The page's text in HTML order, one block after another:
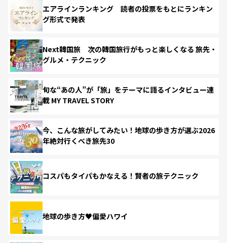
エアラインランキング 読者の投票をもとにランキン
グ形式で発表
Next韓国旅 次の韓国旅行がもっと楽しくなる 旅先・
グルメ・テクニック
旬な“あの人”が「旅」をテーマに語るインタビュー連
載 MY TRAVEL STORY
今、こんな旅がしてみたい！地球の歩き方が選ぶ2026
年絶対行くべき旅先30
コスパもタイパもかなえる！賢者の旅テクニック
地球の歩き方♥偏愛ハワイ